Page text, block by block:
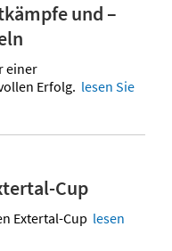
und –
einer
Erfolg. lesen Sie
Cup
Extertal-Cup lesen